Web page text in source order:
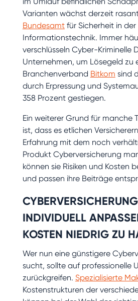
Varianten wächst derzeit
Bundesamtfür Sicherheit in der
Informationstechnik. Immer
verschlüsseln Cyber-Kriminelle
Unternehmen, um Lösegeld zu
Branchenverband Bitkom sind
durch Erpressung und
358 Prozent gestiegen.
Ein weiterer Grund für manche
ist, dass es etlichen
Erfahrung mit dem noch
Produkt Cyberversicherung
können sie Risiken und Kosten
und passen ihre Beiträge
CYBERVERSICHERUNG
INDIVIDUELL
KOSTEN NIEDRIG ZU
Wer nun eine günstigere
sucht, sollte auf professionelle
zurückgreifen. Spezialisierte
Kostenstrukturen der